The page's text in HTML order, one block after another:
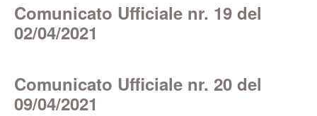
Comunicato Ufficiale nr. 19 del
02/04/2021
Comunicato Ufficiale nr. 20 del
09/04/2021